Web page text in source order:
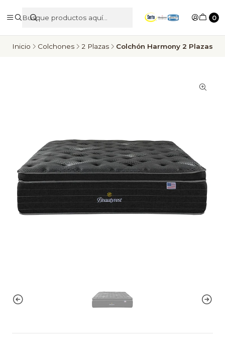
0
Inicio Colchones 2 Plazas Colchón Harmony 2 Plazas